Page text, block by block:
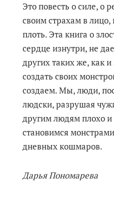
Это повесть о силе, о
своим страхам в лицо,
плоть. Эта книга о
сердце изнутри, не
других таких же, как
создать своих
создаем. Мы, люди,
людски, разрушая
другим людям плохо и
становимся
дневных кошмаров.
Дарья Пономарева